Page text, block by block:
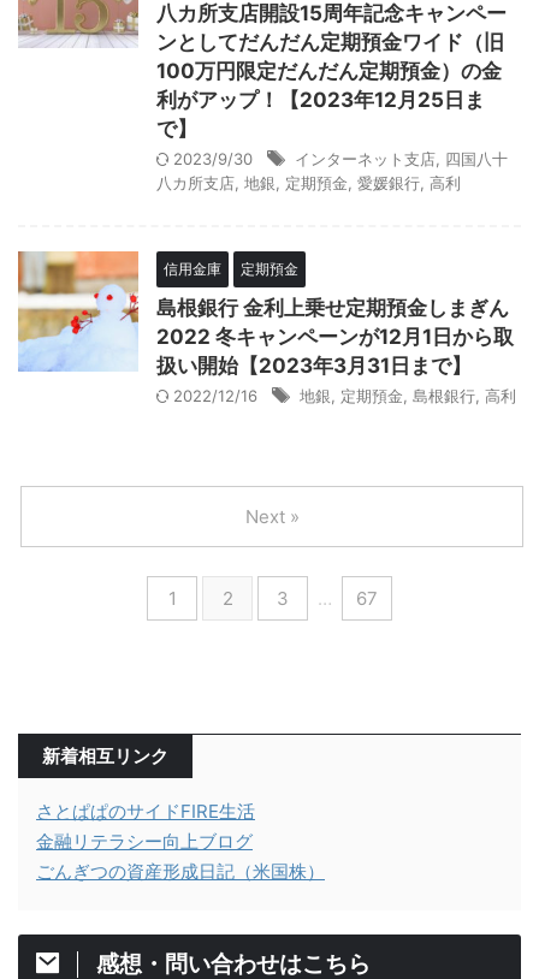
八カ所支店開設15周年記念キャンペー
ンとしてだんだん定期預金ワイド（旧
100万円限定だんだん定期預金）の金
利がアップ！【2023年12月25日ま
で】
2023/9/30 インターネット支店 四国八十
八カ所支店 地銀 定期預金 愛媛銀行 高利
信用金庫 定期預金
島根銀行 金利上乗せ定期預金しまぎん
2022 冬キャンペーンが12月1日から取
扱い開始【2023年3月31日まで】
2022/12/16 地銀 定期預金 島根銀行 高利
1 2 3 … 67
Next »
新着相互リンク
さとぱぱのサイドFIRE生活
金融リテラシー向上ブログ
ごんぎつの資産形成日記（米国株）
感想・問い合わせはこちら